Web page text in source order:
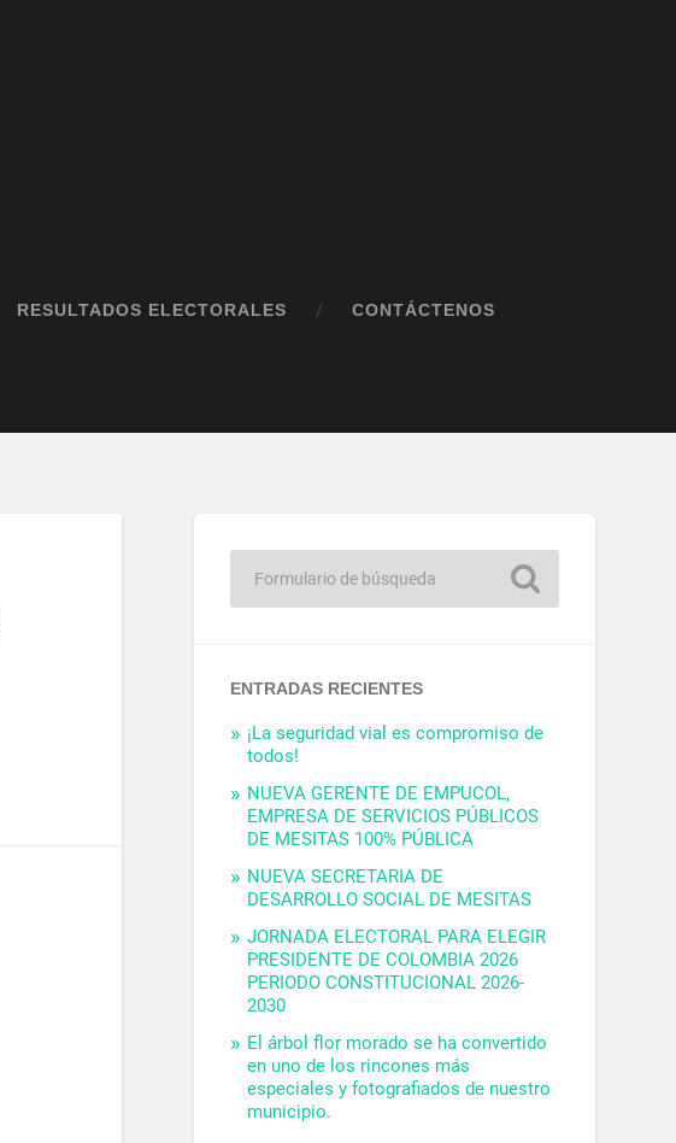
RESULTADOS ELECTORALES CONTÁCTENOS
ENTRADAS RECIENTES
¡La seguridad vial es compromiso de
todos!
NUEVA GERENTE DE EMPUCOL,
EMPRESA DE SERVICIOS PÚBLICOS
DE MESITAS 100% PÚBLICA
NUEVA SECRETARIA DE
DESARROLLO SOCIAL DE MESITAS
JORNADA ELECTORAL PARA ELEGIR
PRESIDENTE DE COLOMBIA 2026
PERIODO CONSTITUCIONAL 2026-
2030
El árbol flor morado se ha convertido
en uno de los rincones más
especiales y fotografiados de nuestro
municipio.